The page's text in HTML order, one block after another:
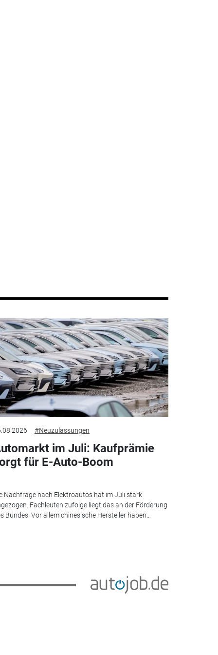
#Neuzulassungen
im Juli: Kaufprämie
für E-Auto-Boom
Nachfrage nach Elektroautos hat im Juli stark
Fachleuten zufolge liegt das an der Förderung
Bundes. Vor allem chinesische Hersteller haben...